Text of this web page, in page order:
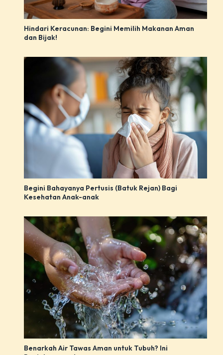
Hindari Keracunan: Begini Memilih Makanan Aman
dan Bijak!
Begini Bahayanya Pertusis (Batuk Rejan) Bagi
Kesehatan Anak-anak
Benarkah Air Tawas Aman untuk Tubuh? Ini